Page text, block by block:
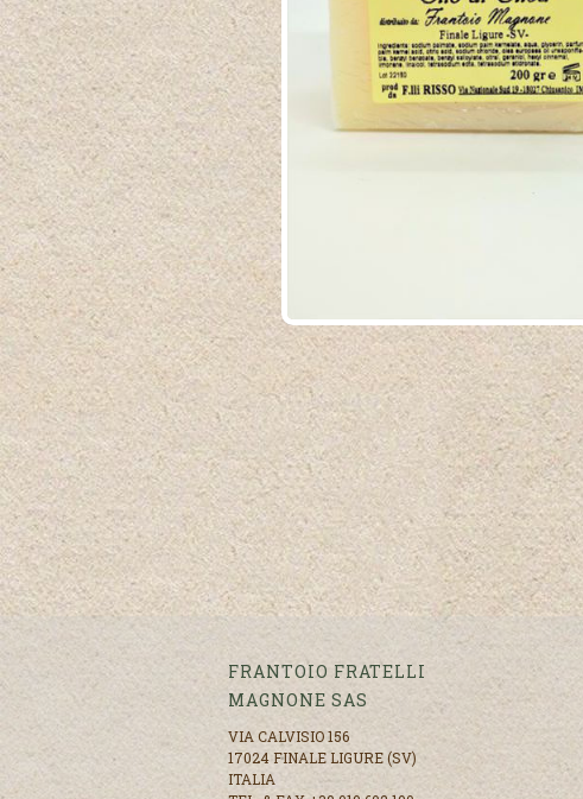
FRANTOIO FRATELLI
MAGNONE SAS
VIA CALVISIO 156
17024 FINALE LIGURE (SV)
ITALIA